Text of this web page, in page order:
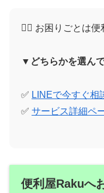
🙋‍♀️ お困りごとは
▼どちらかを選ん
✅ LINEで今すぐ相
✅ サービス詳細ペ
便利屋Rakuへ